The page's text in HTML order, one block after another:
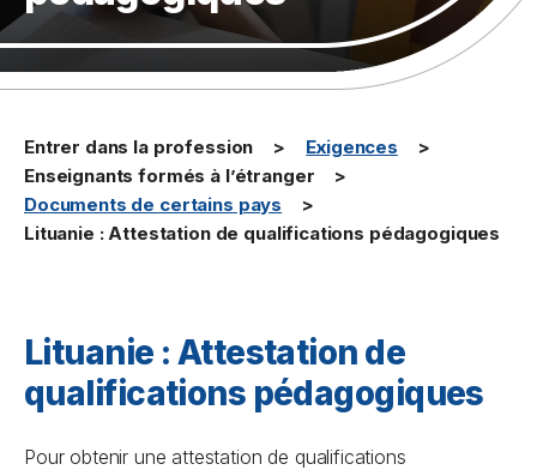
Entrer dans la profession
Exigences
Enseignants formés à l’étranger
Documents de certains pays
Lituanie : Attestation de qualifications pédagogiques
Lituanie : Attestation de
qualifications pédagogiques
Pour obtenir une attestation de qualifications